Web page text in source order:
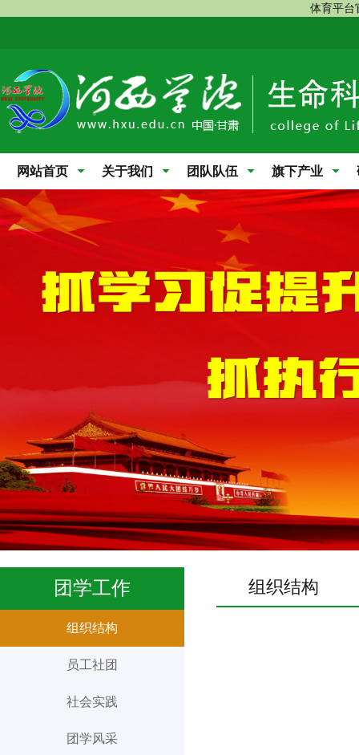
体育平台
网站首页 关于我们 团队队伍 旗下产业
团学工作
组织结构
员工社团
社会实践
团学风采
组织结构